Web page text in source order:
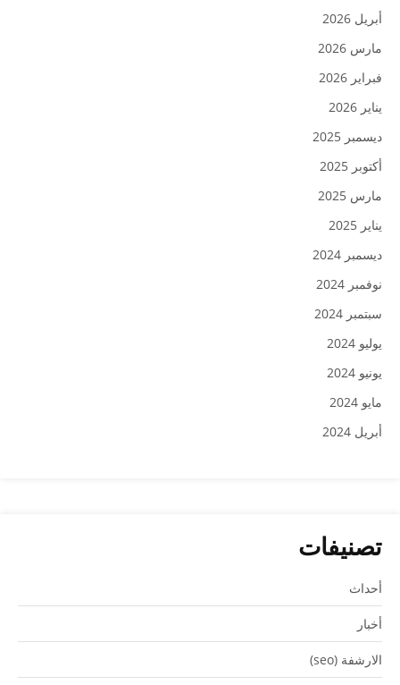
أبريل 2026
مارس 2026
فبراير 2026
يناير 2026
ديسمبر 2025
أكتوبر 2025
مارس 2025
يناير 2025
ديسمبر 2024
نوفمبر 2024
سبتمبر 2024
يوليو 2024
يونيو 2024
مايو 2024
أبريل 2024
تصنيفات
أحداث
أخبار
الارشفة (seo)